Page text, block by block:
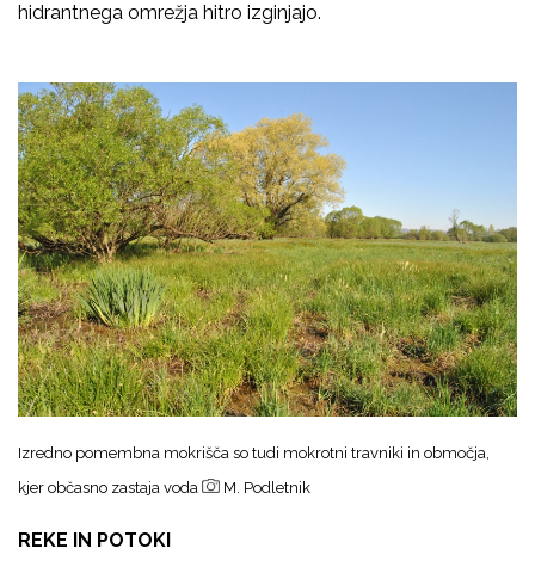
hidrantnega omrežja hitro izginjajo.
Izredno pomembna mokrišča so tudi mokrotni travniki in območja,
kjer občasno zastaja voda
M. Podletnik
REKE IN POTOKI